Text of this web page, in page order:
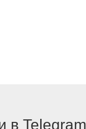
в Telegram